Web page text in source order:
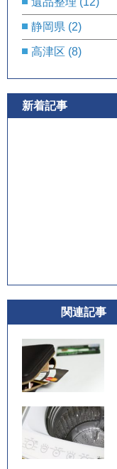
静岡県 (2)
高津区 (8)
新着記事
関連記事